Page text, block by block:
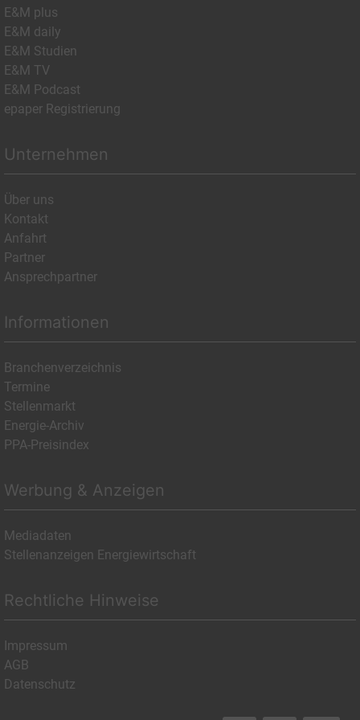
E&M plus
E&M daily
E&M Studien
E&M TV
E&M Podcast
epaper Registrierung
Unternehmen
Über uns
Kontakt
Anfahrt
Partner
Ansprechpartner
Informationen
Branchenverzeichnis
Termine
Stellenmarkt
Energie-Archiv
PPA-Preisindex
Werbung & Anzeigen
Mediadaten
Stellenanzeigen Energiewirtschaft
Rechtliche Hinweise
Impressum
AGB
Datenschutz